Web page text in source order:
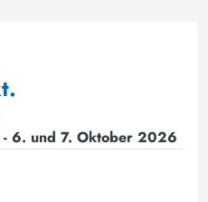
- 6. und 7. Oktober 2026